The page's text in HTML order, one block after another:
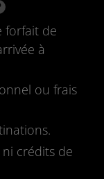
forfait de
à
ou frais
ni crédits de